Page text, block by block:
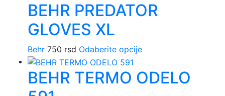
BEHR PREDATOR
GLOVES XL
Behr 750 rsd Odaberite opcije
ima
više
BEHR TERMO ODELO